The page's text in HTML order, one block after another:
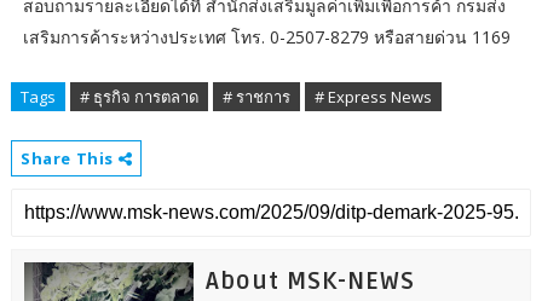
สอบถามรายละเอียดได้ที่ สำนักส่งเสริมมูลค่าเพิ่มเพื่อการค้า กรมส่ง
เสริมการค้าระหว่างประเทศ โทร. 0-2507-8279 หรือสายด่วน 1169
Tags # ธุรกิจ การตลาด # ราชการ # Express News
Share This
About MSK-NEWS